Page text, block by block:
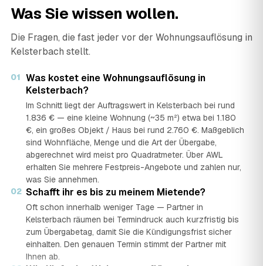
Was Sie wissen wollen.
Die Fragen, die fast jeder vor der Wohnungsauflösung in
Kelsterbach stellt.
01 Was kostet eine Wohnungsauflösung in
Kelsterbach?
Im Schnitt liegt der Auftragswert in Kelsterbach bei rund
1.836 € — eine kleine Wohnung (~35 m²) etwa bei 1.180
€, ein großes Objekt / Haus bei rund 2.760 €. Maßgeblich
sind Wohnfläche, Menge und die Art der Übergabe,
abgerechnet wird meist pro Quadratmeter. Über AWL
erhalten Sie mehrere Festpreis-Angebote und zahlen nur,
was Sie annehmen.
02 Schafft ihr es bis zu meinem Mietende?
Oft schon innerhalb weniger Tage — Partner in
Kelsterbach räumen bei Termindruck auch kurzfristig bis
zum Übergabetag, damit Sie die Kündigungsfrist sicher
einhalten. Den genauen Termin stimmt der Partner mit
Ihnen ab.